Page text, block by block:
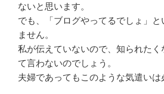
ないと思います。
でも、「ブログやってるでしょ」と
ません。
私が伝えていないので、知られたく
て言わないのでしょう。
夫婦であってもこのような気遣いは